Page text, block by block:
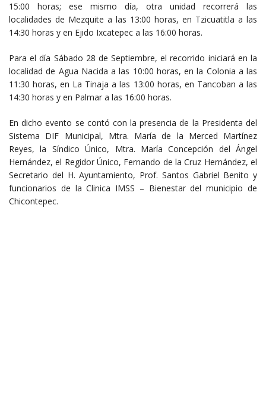
15:00 horas; ese mismo día, otra unidad recorrerá las
localidades de Mezquite a las 13:00 horas, en Tzicuatitla a las
14:30 horas y en Ejido Ixcatepec a las 16:00 horas.
Para el día Sábado 28 de Septiembre, el recorrido iniciará en la
localidad de Agua Nacida a las 10:00 horas, en la Colonia a las
11:30 horas, en La Tinaja a las 13:00 horas, en Tancoban a las
14:30 horas y en Palmar a las 16:00 horas.
En dicho evento se contó con la presencia de la Presidenta del
Sistema DIF Municipal, Mtra. María de la Merced Martínez
Reyes, la Síndico Único, Mtra. María Concepción del Ángel
Hernández, el Regidor Único, Fernando de la Cruz Hernández, el
Secretario del H. Ayuntamiento, Prof. Santos Gabriel Benito y
funcionarios de la Clinica IMSS – Bienestar del municipio de
Chicontepec.